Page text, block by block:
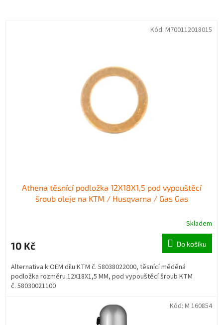
Athena těsnící podložka 12X18X1,5 pod vypouštěcí
šroub oleje na KTM / Husqvarna / Gas Gas
Skladem
10 Kč Do košíku
Alternativa k OEM dílu KTM č. 58038022000, těsnící měděná
podložka rozměru 12X18X1,5 MM, pod vypouštěcí šroub KTM
č. 58030021100
Kód: M700112018015
Kód: M 160854